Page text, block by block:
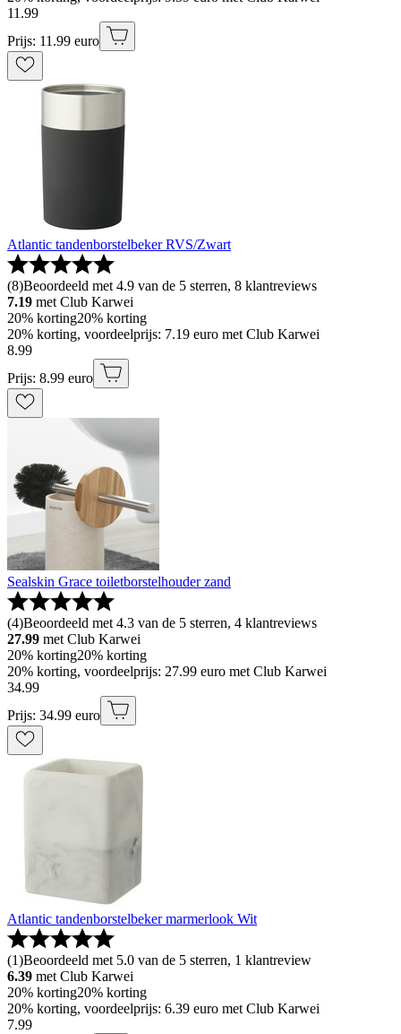
11 .99
Prijs: 11.99 euro
Atlantic tandenborstelbeker RVS/Zwart
(8)Beoordeeld met 4.9 van de 5 sterren, 8 klantreviews
7.19 met Club Karwei
20% korting20% korting
20% korting, voordeelprijs: 7.19 euro met Club Karwei
8.99
Prijs: 8.99 euro
Sealskin Grace toiletborstelhouder zand
(4)Beoordeeld met 4.3 van de 5 sterren, 4 klantreviews
27.99 met Club Karwei
20% korting20% korting
20% korting, voordeelprijs: 27.99 euro met Club Karwei
34.99
Prijs: 34.99 euro
Atlantic tandenborstelbeker marmerlook Wit
(1)Beoordeeld met 5.0 van de 5 sterren, 1 klantreview
6.39 met Club Karwei
20% korting20% korting
20% korting, voordeelprijs: 6.39 euro met Club Karwei
7.99